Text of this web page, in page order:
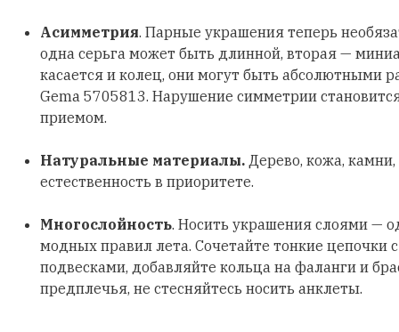
Асимметрия. Парные украшения теперь
одна серьга может быть длинной, вторая —
касается и колец, они могут быть абсолютными
Gema 5705813. Нарушение симметрии
приемом.
Натуральные материалы. Дерево, кожа,
естественность в приоритете.
Многослойность. Носить украшения слоями —
модных правил лета. Сочетайте тонкие цепочки
подвесками, добавляйте кольца на фаланги и
предплечья, не стесняйтесь носить анклеты.